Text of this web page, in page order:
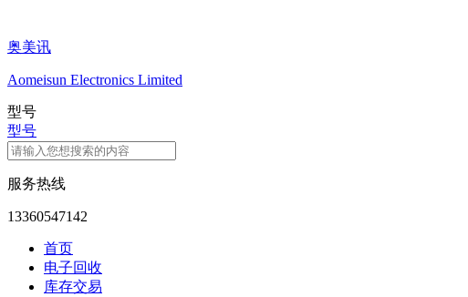
奥美讯
Aomeisun Electronics Limited
型号
型号
服务热线
13360547142
首页
电子回收
库存交易